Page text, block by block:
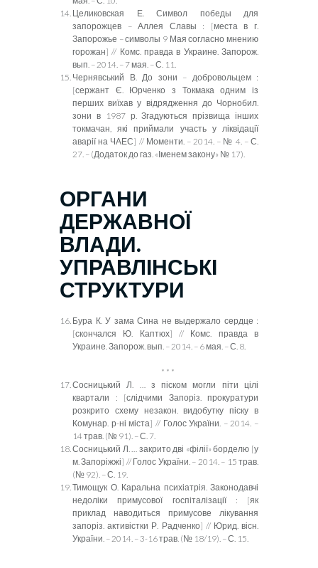
Целиковская Е. Символ победы для
запорожцев – Аллея Славы : [места в г.
Запорожье – символы 9 Маясогласномнению
горожан] // Комс. правда в Украине. Запорож.
вып. – 2014. – 7 мая. – С. 11.
Чернявський В. До зони – добровольцем :
[сержант Є. Юрченко з Токмака одним із
перших виїхав у відрядження до Чорнобил.
зони в 1987 р. Згадуються прізвища інших
токмачан, які приймали участь у ліквідації
аварії на ЧАЕС] // Моменти. – 2014. – № 4. – С.
27. – (Додаток до газ. «Іменем закону» № 17).
ОРГАНИ
ДЕРЖАВНОЇ
ВЛАДИ.
УПРАВЛІНСЬКІ
СТРУКТУРИ
Бура К. У зама Сина не выдержало сердце :
[скончался Ю. Каптюх] // Комс. правда в
Украине. Запорож. вып. – 2014. – 6 мая. – С. 8.
* * *
Сосницький Л. … з піском могли піти цілі
квартали : [слідчими Запоріз. прокуратури
розкрито схему незакон. видобутку піску в
Комунар. р-ні міста] // Голос України. – 2014. –
14 трав. (№ 91). – С. 7.
Сосницький Л. … закрито дві «філії» борделю [у
м. Запоріжжі] // Голос України. – 2014. – 15 трав.
(№ 92). – С. 19.
Тимощук О. Каральна психіатрія. Законодавчі
недоліки примусової госпіталізації : [як
приклад наводиться примусове лікування
запоріз. активістки Р. Радченко] // Юрид. вісн.
України. – 2014. – 3-16 трав. (№ 18/19). – С. 15.